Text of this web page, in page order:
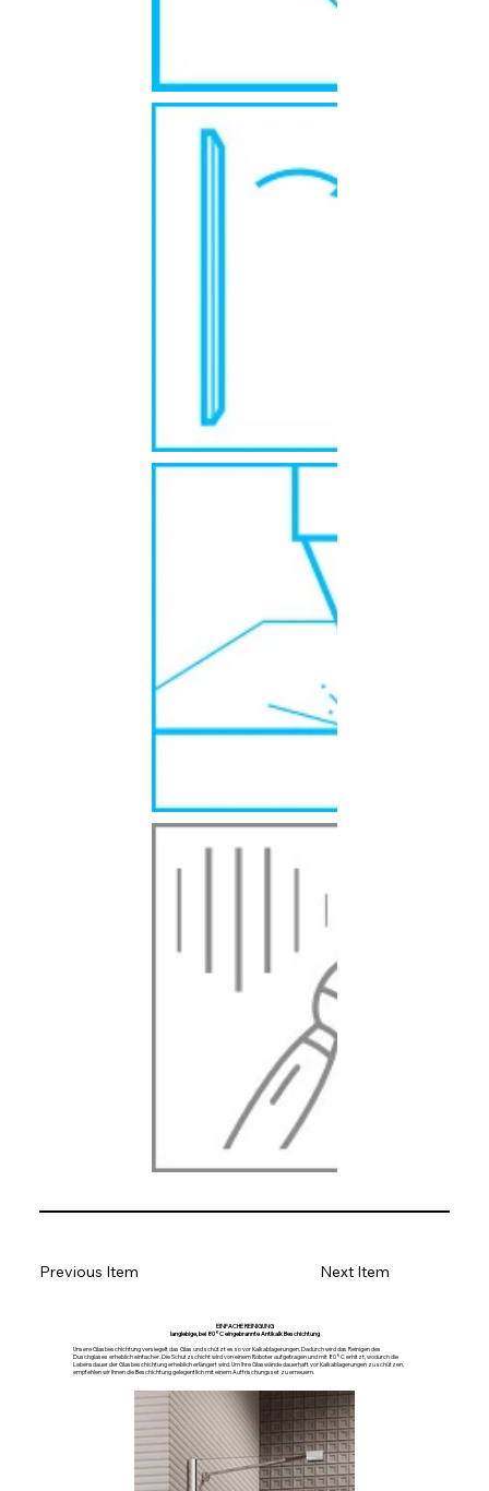
Next Item
Previous Item
EINFACHE REINIGUNG
langlebige, bei 80°C eingebrannte Antikalk Beschichtung
Unsere Glasbeschichtung versiegelt das Glas und schützt es so vor Kalkablagerungen. Dadurch wird das Reinigen des
Duschglases erheblich einfacher. Die Schutzschicht wird von einem Roboter aufgetragen und mit 80°C erhitzt, wodurch die
Lebensdauer der Glasbeschichtung erheblich erlängert wird. Um Ihre Glaswände dauerhaft vor Kalkablagerungen zu schützen,
empfehlen wir Ihnen die Beschichtung gelegentlich mit einem Auffrischungsset zu erneuern.